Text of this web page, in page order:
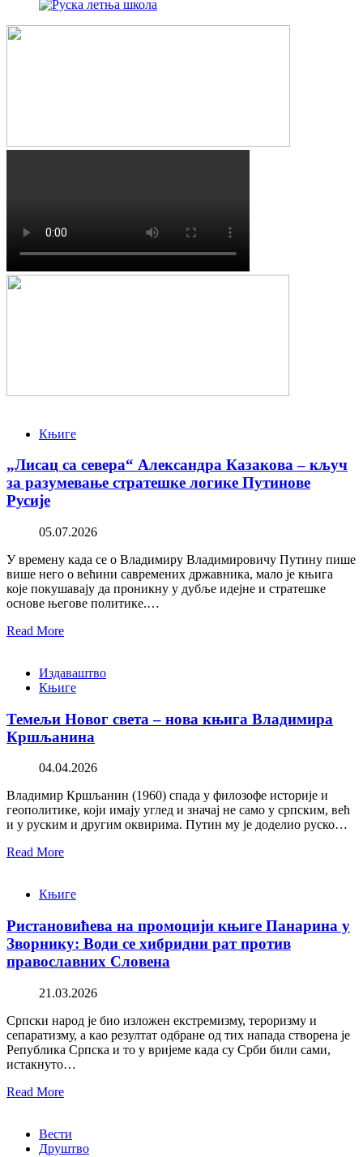
Књиге
„Лисац са севера“ Александра Казакова – кључ
за разумевање стратешке логике Путинове
Русије
05.07.2026
У времену када се о Владимиру Владимировичу Путину пише
више него о већини савремених државника, мало је књига
које покушавају да проникну у дубље идејне и стратешке
основе његове политике.…
Read More
Издаваштво
Књиге
Темељи Новог света – нова књига Владимира
Кршљанина
04.04.2026
Владимир Кршљанин (1960) спада у филозофе историје и
геополитике, који имају углед и значај не само у српским, већ
и у руским и другим оквирима. Путин му је доделио руско…
Read More
Књиге
Ристановићева на промоцији књиге Панарина у
Зворнику: Води се хибридни рат против
православних Словена
21.03.2026
Српски народ је био изложен екстремизму, тероризму и
сепаратизму, а као резултат одбране од тих напада створена је
Република Српска и то у вријеме када су Срби били сами,
истакнуто…
Read More
Вести
Друштво